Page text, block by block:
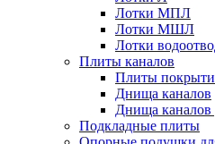
Лотки МПЛ
Лотки МШЛ
Лотки
Плиты каналов
Плиты
Днища каналов
Днища каналов
Подкладные плиты